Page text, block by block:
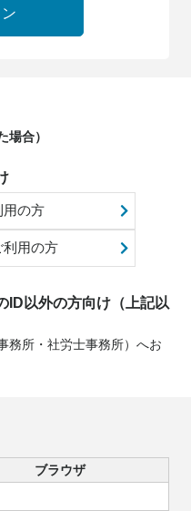
場合）
用の方
利用の方
ID以外の方向け（上記以
務所・社労士事務所）へお
ブラウザ